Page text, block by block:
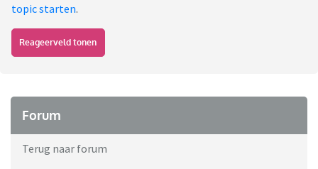
topic starten.
Reageerveld tonen
Forum
Terug naar forum